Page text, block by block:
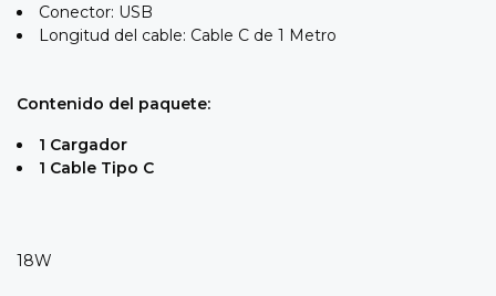
Conector: USB
Longitud del cable: Cable C de 1 Metro
Contenido del paquete:
1 Cargador
1 Cable Tipo C
18W